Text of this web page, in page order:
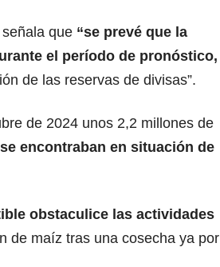
que “se prevé que la
el período de pronóstico,
de las reservas de divisas”.
de 2024 unos 2,2 millones de
encontraban en situación de
obstaculice las actividades
de maíz tras una cosecha ya por